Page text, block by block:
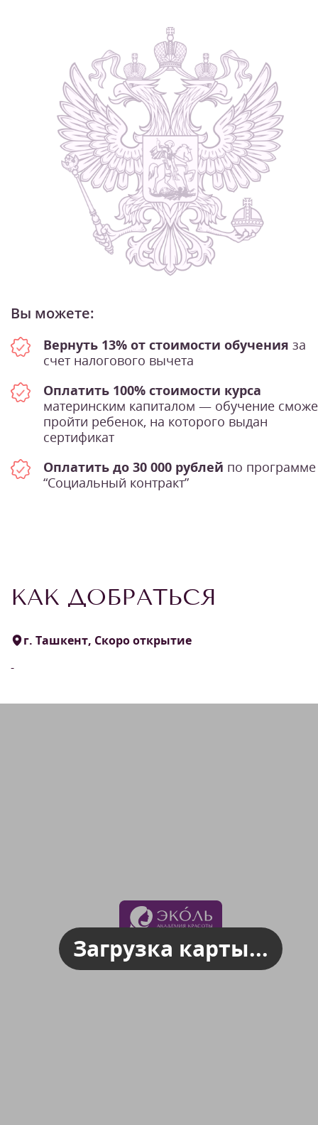
Вы можете:
Вернуть 13% от стоимости обучения за
счет налогового вычета
Оплатить 100% стоимости курса
материнским капиталом — обучение
пройти ребенок, на которого выдан
сертификат
Оплатить до 30 000 рублей по программе
“Социальный контракт”
КАК ДОБРАТЬСЯ
г. Ташкент, Скоро открытие
-
Загрузка карты...